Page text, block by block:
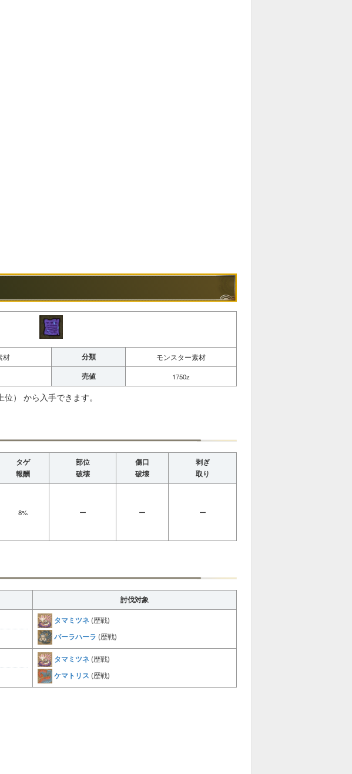
材 分類 モンスター素材
売値 1750z
） から入手できます。
タゲ
報酬
部位
破壊
傷口
破壊
剥ぎ
取り
8% ー ー ー
討伐対象
タマミツネ (歴戦)
バーラハーラ (歴戦)
タマミツネ (歴戦)
ケマトリス (歴戦)